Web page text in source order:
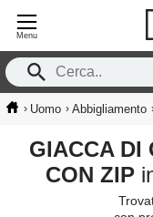
Menu
› Uomo › Abbigliamento
GIACCA DI COLORE ARANCIONE
CON ZIP